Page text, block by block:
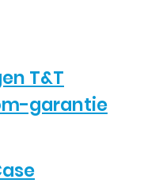
T&T
garantie